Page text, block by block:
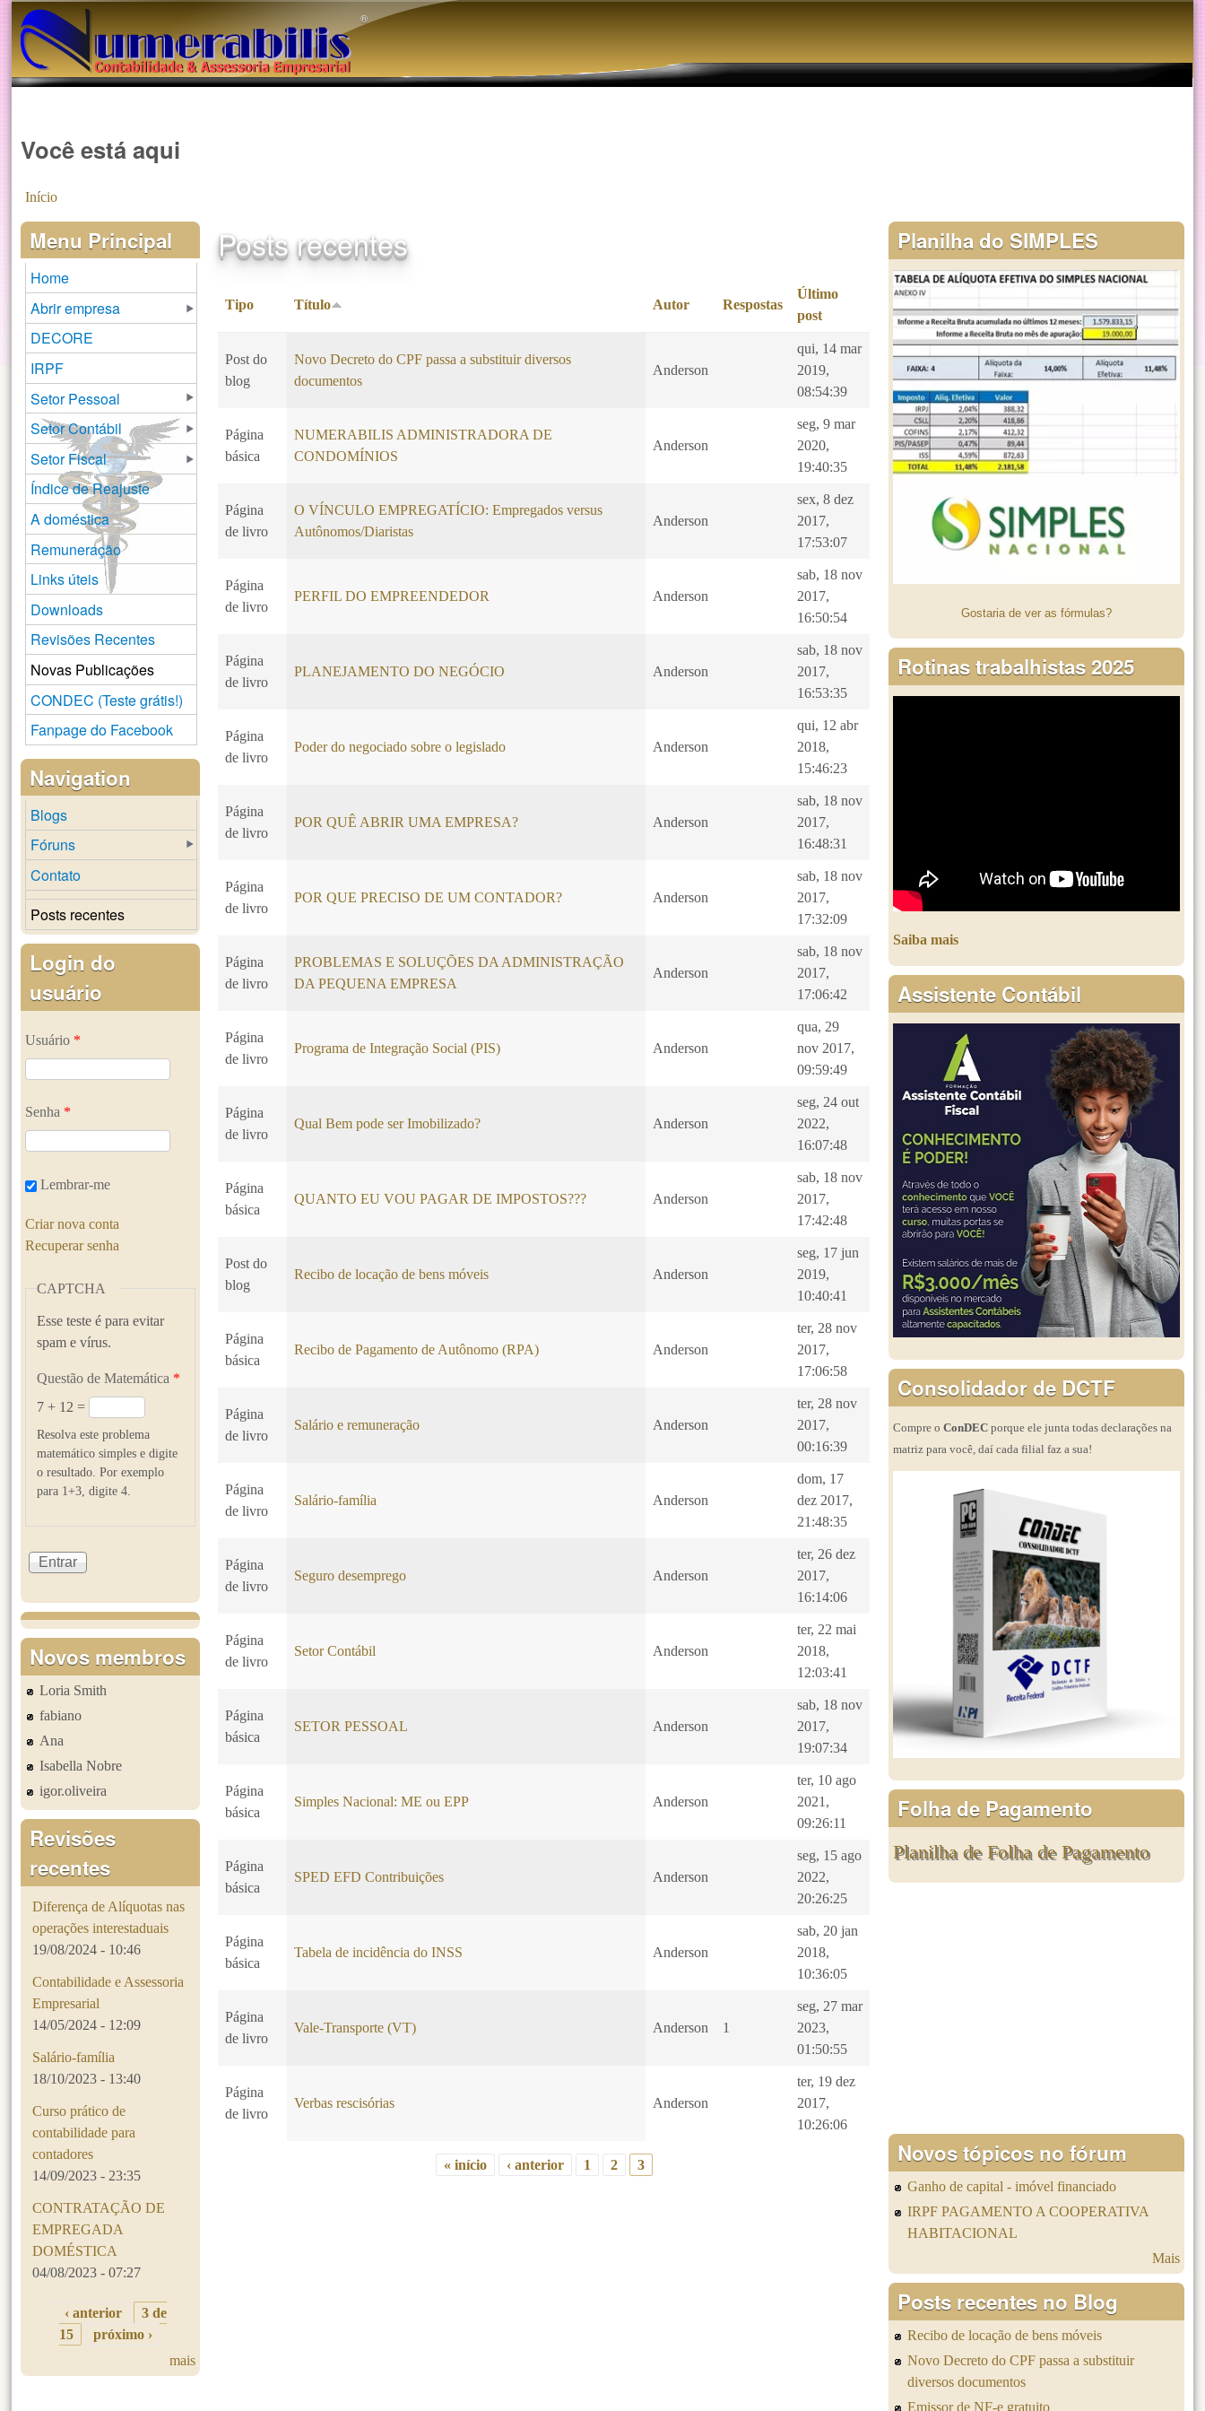
®️
Você está aqui
Início
Posts recentes
Tipo Título Autor Respostas
Último
post
Post do
blog
Novo Decreto do CPF passa a substituir diversos
documentos
Anderson
qui, 14 mar
2019,
08:54:39
Página
básica
NUMERABILIS ADMINISTRADORA DE
CONDOMÍNIOS
Anderson
seg, 9 mar
2020,
19:40:35
Página
de livro
O VÍNCULO EMPREGATÍCIO: Empregados versus
Autônomos/Diaristas
Anderson
sex, 8 dez
2017,
17:53:07
Página
de livro
PERFIL DO EMPREENDEDOR Anderson
sab, 18 nov
2017,
16:50:54
Página
de livro
PLANEJAMENTO DO NEGÓCIO Anderson
sab, 18 nov
2017,
16:53:35
Página
de livro
Poder do negociado sobre o legislado Anderson
qui, 12 abr
2018,
15:46:23
Página
de livro
POR QUÊ ABRIR UMA EMPRESA? Anderson
sab, 18 nov
2017,
16:48:31
Página
de livro
POR QUE PRECISO DE UM CONTADOR? Anderson
sab, 18 nov
2017,
17:32:09
Página
de livro
PROBLEMAS E SOLUÇÕES DA ADMINISTRAÇÃO
DA PEQUENA EMPRESA
Anderson
sab, 18 nov
2017,
17:06:42
Página
de livro
Programa de Integração Social (PIS) Anderson
qua, 29
nov 2017,
09:59:49
Página
de livro
Qual Bem pode ser Imobilizado? Anderson
seg, 24 out
2022,
16:07:48
Página
básica
QUANTO EU VOU PAGAR DE IMPOSTOS??? Anderson
sab, 18 nov
2017,
17:42:48
Post do
blog
Recibo de locação de bens móveis Anderson
seg, 17 jun
2019,
10:40:41
Página
básica
Recibo de Pagamento de Autônomo (RPA) Anderson
ter, 28 nov
2017,
17:06:58
Página
de livro
Salário e remuneração Anderson
ter, 28 nov
2017,
00:16:39
Página
de livro
Salário-família Anderson
dom, 17
dez 2017,
21:48:35
Página
de livro
Seguro desemprego Anderson
ter, 26 dez
2017,
16:14:06
Página
de livro
Setor Contábil Anderson
ter, 22 mai
2018,
12:03:41
Página
básica
SETOR PESSOAL Anderson
sab, 18 nov
2017,
19:07:34
Página
básica
Simples Nacional: ME ou EPP Anderson
ter, 10 ago
2021,
09:26:11
Página
básica
SPED EFD Contribuições Anderson
seg, 15 ago
2022,
20:26:25
Página
básica
Tabela de incidência do INSS Anderson
sab, 20 jan
2018,
10:36:05
Página
de livro
Vale-Transporte (VT) Anderson 1
seg, 27 mar
2023,
01:50:55
Página
de livro
Verbas rescisórias Anderson
ter, 19 dez
2017,
10:26:06
« início ‹ anterior 1 2 3
Menu Principal
Home
Abrir empresa
DECORE
IRPF
Setor Pessoal
Setor Contábil
Setor Fiscal
Índice de Reajuste
A doméstica
Remuneração
Links úteis
Downloads
Revisões Recentes
Novas Publicações
CONDEC (Teste grátis!)
Fanpage do Facebook
Navigation
Blogs
Fóruns
Contato
Posts recentes
Login do
usuário
Usuário *
Senha *
Lembrar-me
Criar nova conta
Recuperar senha
CAPTCHA
Esse teste é para evitar
spam e vírus.
Questão de Matemática *
7 + 12 =
Resolva este problema
matemático simples e digite
o resultado. Por exemplo
para 1+3, digite 4.
Novos membros
Loria Smith
fabiano
Ana
Isabella Nobre
igor.oliveira
Revisões
recentes
Diferença de Alíquotas nas
operações interestaduais
19/08/2024 - 10:46
Contabilidade e Assessoria
Empresarial
14/05/2024 - 12:09
Salário-família
18/10/2023 - 13:40
Curso prático de
contabilidade para
contadores
14/09/2023 - 23:35
CONTRATAÇÃO DE
EMPREGADA
DOMÉSTICA
04/08/2023 - 07:27
‹ anterior
3 de
15
próximo ›
mais
Planilha do SIMPLES
Gostaria de ver as fórmulas?
Rotinas trabalhistas 2025
Saiba mais
Assistente Contábil
Consolidador de DCTF
Compre o ConDEC porque ele junta todas declarações na
matriz para você, daí cada filial faz a sua!
Folha de Pagamento
Planilha de Folha de Pagamento
Novos tópicos no fórum
Ganho de capital - imóvel financiado
IRPF PAGAMENTO A COOPERATIVA
HABITACIONAL
Mais
Posts recentes no Blog
Recibo de locação de bens móveis
Novo Decreto do CPF passa a substituir
diversos documentos
Emissor de NF-e gratuito